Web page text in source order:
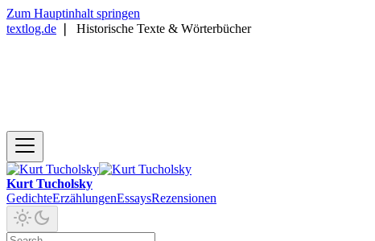
Zum Hauptinhalt springen
textlog.de
Historische Texte & Wörterbücher
Kurt Tucholsky
GedichteErzählungenEssaysRezensionen